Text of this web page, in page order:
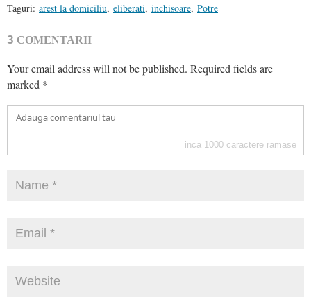
Taguri: arest la domiciliu, eliberati, inchisoare, Potre
3 COMENTARII
Your email address will not be published. Required fields are
marked *
inca 1000 caractere ramase